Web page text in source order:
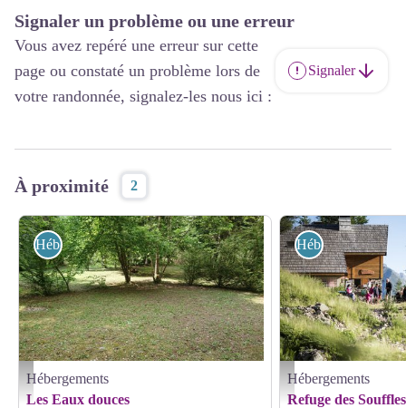
Signaler un problème ou une erreur
Vous avez repéré une erreur sur cette
page ou constaté un problème lors de
votre randonnée, signalez-les nous ici :
Signaler
À proximité 2
Camping Les Eaux douces à Villar-Loubière, vallée du Valgaudemar - Camping les
Hébergements
Hébergements
Les Eaux douces
Refuges des Souffles,
Hébergements
Hébergements
Refuge des Souffles